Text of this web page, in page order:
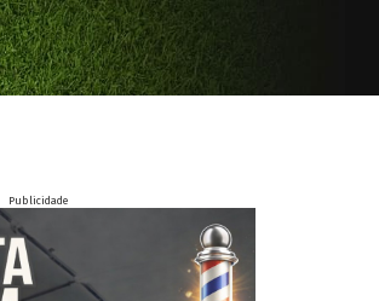
Publicidade